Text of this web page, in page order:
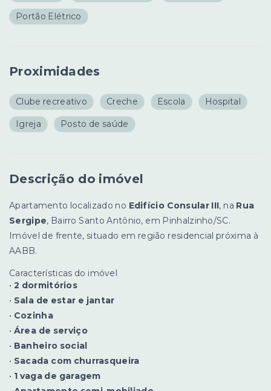
Portão Elétrico
Proximidades
Clube recreativo Creche Escola Hospital
Igreja Posto de saúde
Descrição do imóvel
Apartamento localizado no Edifício Consular III, na Rua
Sergipe, Bairro Santo Antônio, em Pinhalzinho/SC.
Imóvel de frente, situado em região residencial próxima à
AABB.
Características do imóvel
• 2 dormitórios
• Sala de estar e jantar
• Cozinha
• Área de serviço
• Banheiro social
• Sacada com churrasqueira
• 1 vaga de garagem